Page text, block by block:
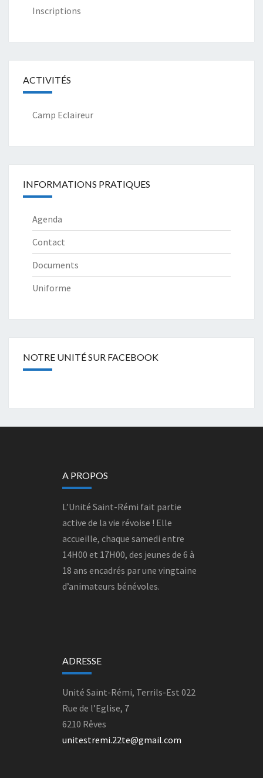
Inscriptions
ACTIVITÉS
Camp Eclaireur
INFORMATIONS PRATIQUES
Agenda
Contact
Documents
Uniforme
NOTRE UNITÉ SUR FACEBOOK
A PROPOS
L’Unité Saint-Rémi fait partie
active de la vie révoise ! Elle
accueille, chaque samedi entre
14H00 et 17H00, des jeunes de 6 à
18 ans encadrés par une vingtaine
d’animateurs bénévoles.
ADRESSE
Unité Saint-Rémi, Terrils-Est 022
Rue de l’Eglise, 7
6210 Rêves
unitestremi.22te@gmail.com